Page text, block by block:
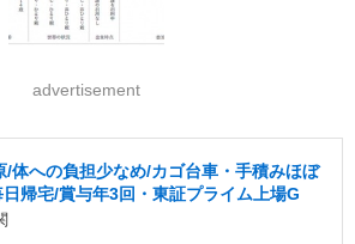
advertisement
体への負担少なめ/カゴ台車・手積みほぼ
帰宅/賞与年3回・東証プライム上場G